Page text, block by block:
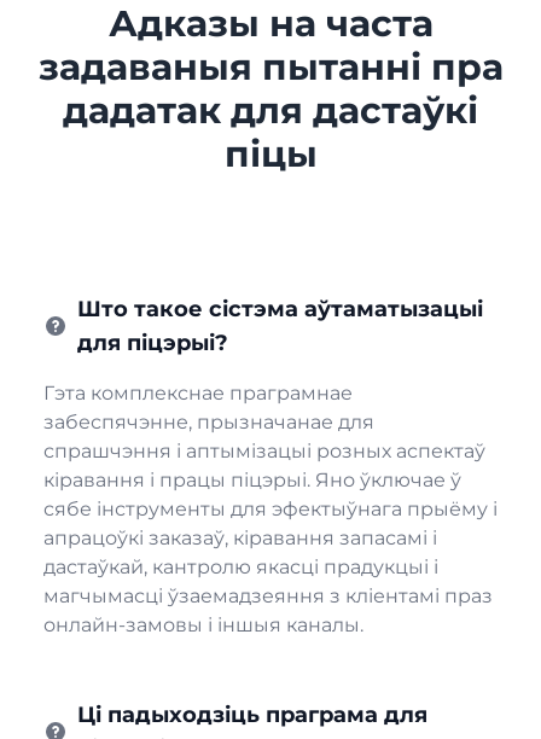
Адказы на часта
задаваныя пытанні пра
дадатак для дастаўкі
піцы
Што такое сістэма аўтаматызацыі
для піцэрыі?
Гэта комплекснае праграмнае
забеспячэнне, прызначанае для
спрашчэння і аптымізацыі розных аспектаў
кіравання і працы піцэрыі. Яно ўключае ў
сябе інструменты для эфектыўнага прыёму і
апрацоўкі заказаў, кіравання запасамі і
дастаўкай, кантролю якасці прадукцыі і
магчымасці ўзаемадзеяння з кліентамі праз
онлайн-замовы і іншыя каналы.
Ці падыходзіць праграма для